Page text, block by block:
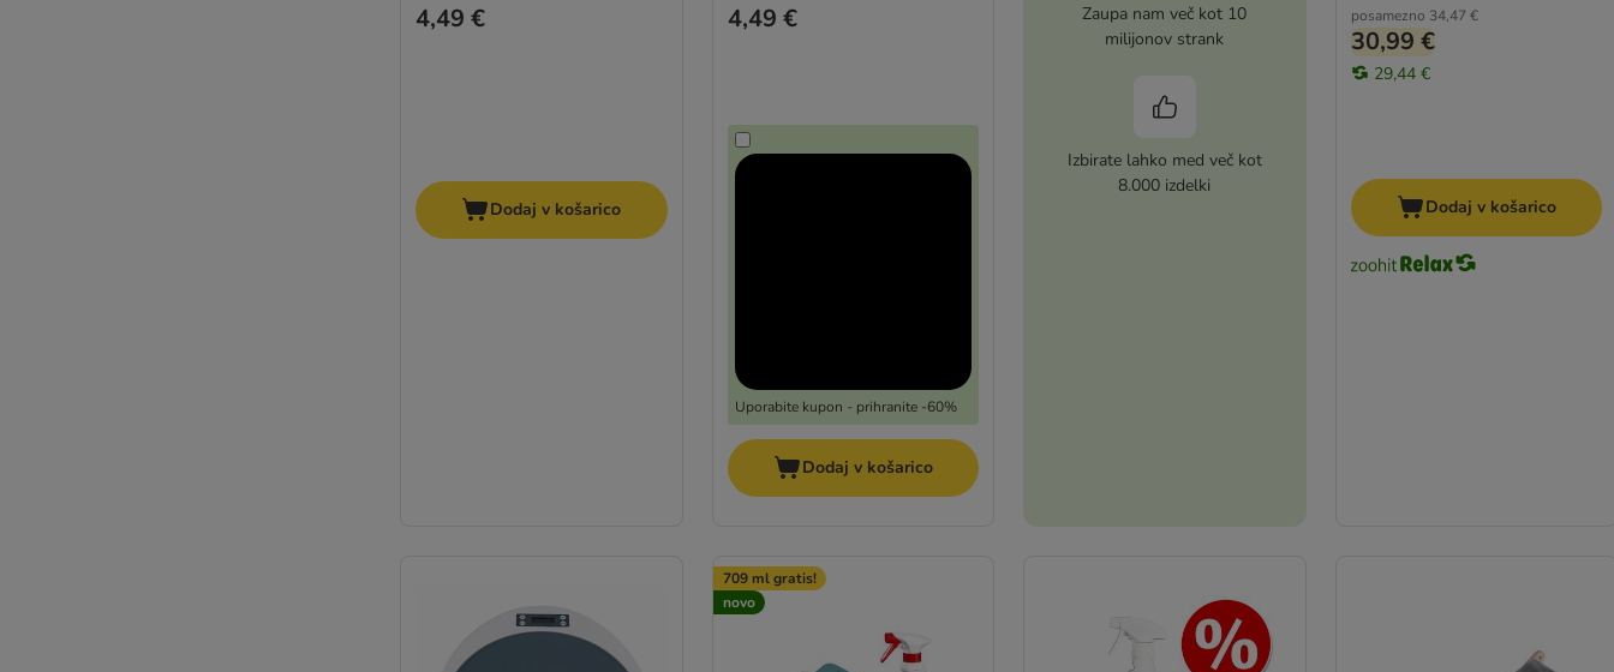
4,49 €
Dodaj v košarico
4,49 €
Uporabite kupon - prihranite -60%
Dodaj v košarico
Zaupa nam več kot 10
milijonov strank
Izbirate lahko med več kot
8.000 izdelki
posamezno 34,47 €
30,99 €
29,44 €
Dodaj v košarico
709 ml gratis!
novo